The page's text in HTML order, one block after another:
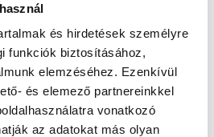
és hirdetések személyre
funkciók biztosításához,
elemzéséhez. Ezenkívül
és elemező partnereinkkel
vonatkozó
az adatokat más olyan